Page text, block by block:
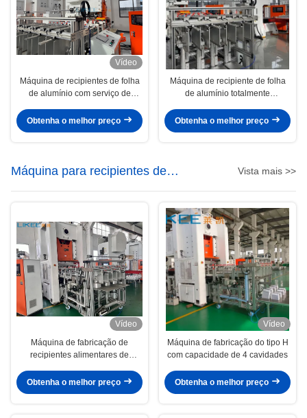
Vídeo
Máquina de recipientes de folha
de alumínio com serviço de
suporte pós-venda 24 horas por
Obtenha o melhor preço
Máquina de recipiente de folha
de alumínio totalmente
70 cursos/minuto
Obtenha o melhor preço
Máquina para recipientes de
alimentos de alumínio
Vista mais >>
Vídeo
Máquina de fabricação de
recipientes alimentares de
Obtenha o melhor preço
Vídeo
Máquina de fabricação do tipo H
com capacidade de 4 cavidades
Obtenha o melhor preço